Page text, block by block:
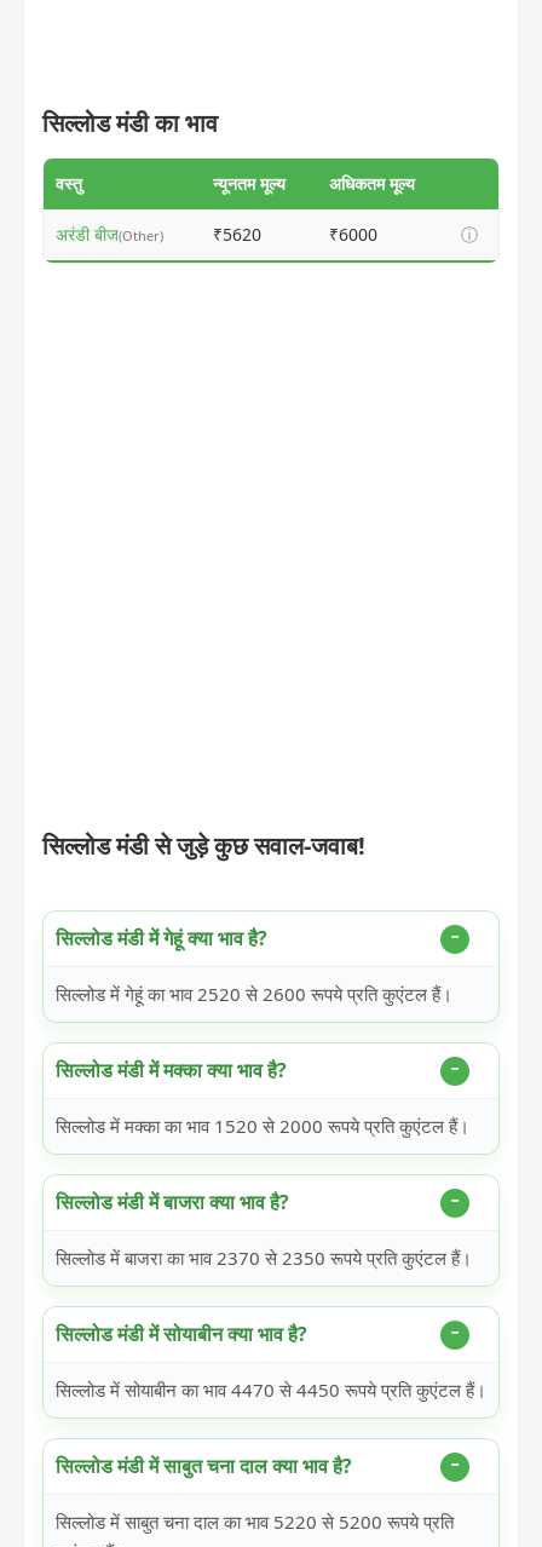
सिल्लोड मंडी का भाव
वस्तु न्यूनतम मूल्य अधिकतम मूल्य
अरंडी बीज(Other) ₹5620 ₹6000 ⓘ
सिल्लोड मंडी से जुड़े कुछ सवाल-जवाब!
सिल्लोड मंडी में गेहूं क्या भाव है?
सिल्लोड में गेहूं का भाव 2520 से 2600 रूपये प्रति कुएंटल हैं।
सिल्लोड मंडी में मक्का क्या भाव है?
सिल्लोड में मक्का का भाव 1520 से 2000 रूपये प्रति कुएंटल हैं।
सिल्लोड मंडी में बाजरा क्या भाव है?
सिल्लोड में बाजरा का भाव 2370 से 2350 रूपये प्रति कुएंटल हैं।
सिल्लोड मंडी में सोयाबीन क्या भाव है?
सिल्लोड में सोयाबीन का भाव 4470 से 4450 रूपये प्रति कुएंटल हैं।
सिल्लोड मंडी में साबुत चना दाल क्या भाव है?
सिल्लोड में साबुत चना दाल का भाव 5220 से 5200 रूपये प्रति